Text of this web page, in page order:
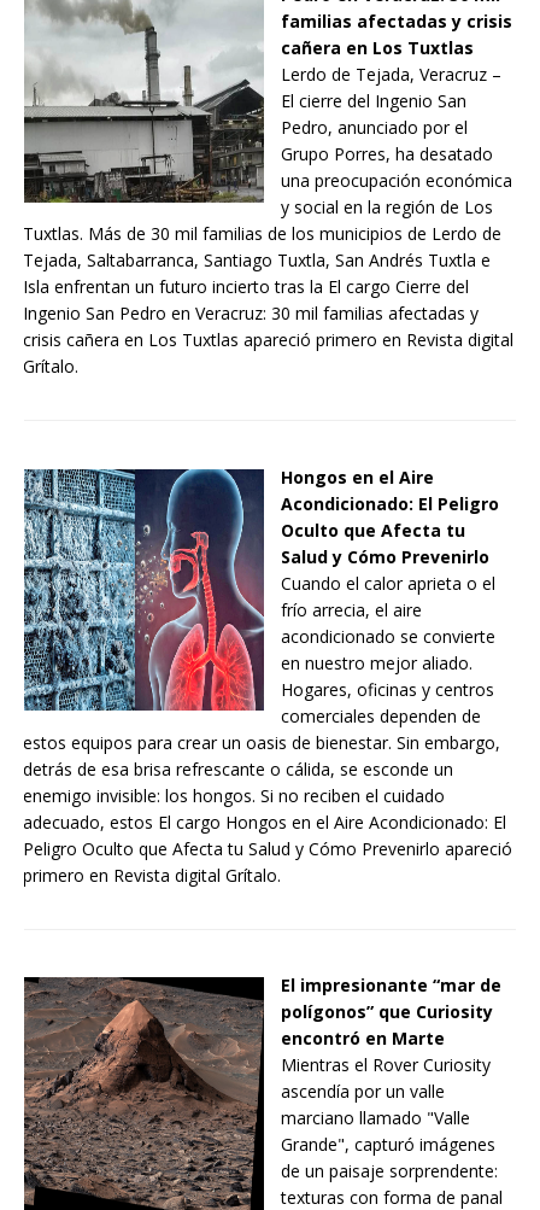
familias afectadas y crisis
cañera en Los Tuxtlas
Lerdo de Tejada, Veracruz –
El cierre del Ingenio San
Pedro, anunciado por el
Grupo Porres, ha desatado
una preocupación económica
y social en la región de Los
Tuxtlas. Más de 30 mil familias de los municipios de Lerdo de
Tejada, Saltabarranca, Santiago Tuxtla, San Andrés Tuxtla e
Isla enfrentan un futuro incierto tras la El cargo Cierre del
Ingenio San Pedro en Veracruz: 30 mil familias afectadas y
crisis cañera en Los Tuxtlas apareció primero en Revista digital
Grítalo.
Hongos en el Aire
Acondicionado: El Peligro
Oculto que Afecta tu
Salud y Cómo Prevenirlo
Cuando el calor aprieta o el
frío arrecia, el aire
acondicionado se convierte
en nuestro mejor aliado.
Hogares, oficinas y centros
comerciales dependen de
estos equipos para crear un oasis de bienestar. Sin embargo,
detrás de esa brisa refrescante o cálida, se esconde un
enemigo invisible: los hongos. Si no reciben el cuidado
adecuado, estos El cargo Hongos en el Aire Acondicionado: El
Peligro Oculto que Afecta tu Salud y Cómo Prevenirlo apareció
primero en Revista digital Grítalo.
El impresionante “mar de
polígonos” que Curiosity
encontró en Marte
Mientras el Rover Curiosity
ascendía por un valle
marciano llamado "Valle
Grande", capturó imágenes
de un paisaje sorprendente:
texturas con forma de panal